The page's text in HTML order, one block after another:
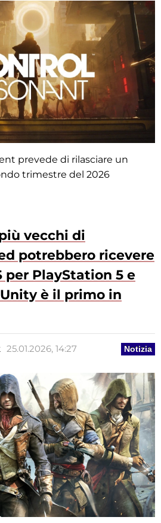
prevede di rilasciare un
trimestre del 2026
vecchi di
potrebbero ricevere
per PlayStation 5 e
è il primo in
Notizia
25.01.2026, 14:27